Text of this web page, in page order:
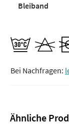
Bleiband
Bei Nachfragen:
Ähnliche